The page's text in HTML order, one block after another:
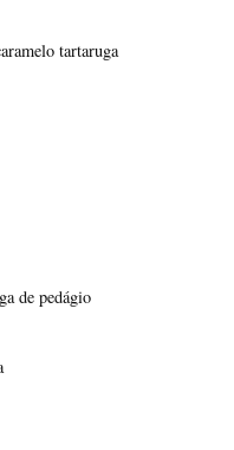
tartaruga
de pedágio